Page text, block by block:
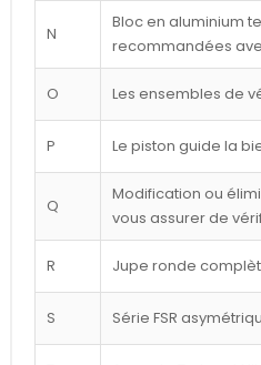
N
Bloc en aluminium
recommandées
O Les ensembles de
P Le piston guide la
Q
Modification ou
vous assurer de
R Jupe ronde
S Série FSR